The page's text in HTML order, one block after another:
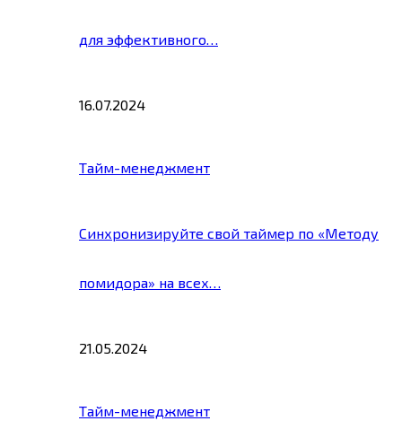
для эффективного…
16.07.2024
Тайм-менеджмент
Синхронизируйте свой таймер по «Методу
помидора» на всех…
21.05.2024
Тайм-менеджмент